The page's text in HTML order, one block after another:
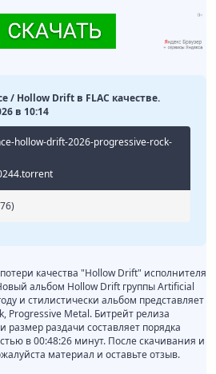
/ Hollow Drift в FLAC качестве.
в 10:14
hollow-drift-2026-progressive-rock-
качества "Hollow Drift" исполнителя
альбом Hollow Drift группы Artificial
и стилистически альбом представляет
Progressive Metal. Битрейт релиза
размер раздачи составляет порядка
в 00:48:26 минут. После скачивания и
материал и оставьте отзыв.